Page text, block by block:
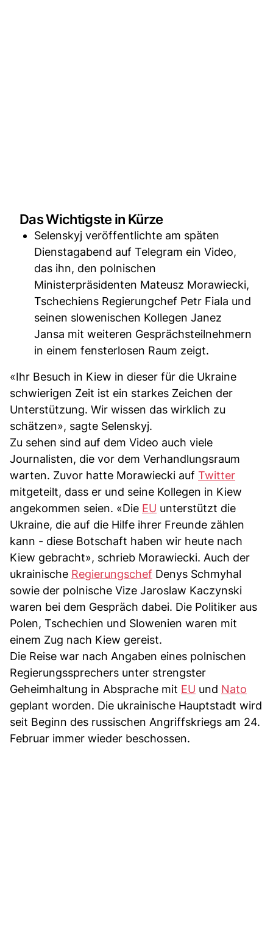
Das Wichtigste in Kürze
Selenskyj veröffentlichte am späten
Dienstagabend auf Telegram ein Video,
das ihn, den polnischen
Ministerpräsidenten Mateusz Morawiecki,
Tschechiens Regierungchef Petr Fiala und
seinen slowenischen Kollegen Janez
Jansa mit weiteren Gesprächsteilnehmern
in einem fensterlosen Raum zeigt.
«Ihr Besuch in Kiew in dieser für die Ukraine
schwierigen Zeit ist ein starkes Zeichen der
Unterstützung. Wir wissen das wirklich zu
schätzen», sagte Selenskyj.
Zu sehen sind auf dem Video auch viele
Journalisten, die vor dem Verhandlungsraum
warten. Zuvor hatte Morawiecki auf Twitter
mitgeteilt, dass er und seine Kollegen in Kiew
angekommen seien. «Die EU unterstützt die
Ukraine, die auf die Hilfe ihrer Freunde zählen
kann - diese Botschaft haben wir heute nach
Kiew gebracht», schrieb Morawiecki. Auch der
ukrainische Regierungschef Denys Schmyhal
sowie der polnische Vize Jaroslaw Kaczynski
waren bei dem Gespräch dabei. Die Politiker aus
Polen, Tschechien und Slowenien waren mit
einem Zug nach Kiew gereist.
Die Reise war nach Angaben eines polnischen
Regierungssprechers unter strengster
Geheimhaltung in Absprache mit EU und Nato
geplant worden. Die ukrainische Hauptstadt wird
seit Beginn des russischen Angriffskriegs am 24.
Februar immer wieder beschossen.